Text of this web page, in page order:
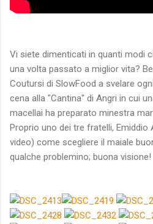
Vi siete dimenticati in quanti modi
una volta passato a miglior vita?
Coutursi di SlowFood a svelare
cena alla "Cantina" di Angri in cui
macellai ha preparato minestra
Proprio uno dei tre fratelli, Emiddio
video) come scegliere il maiale
qualche problemino; buona visione!